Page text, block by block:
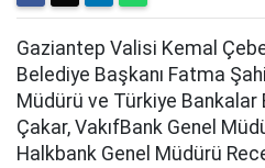
Gaziantep Valisi Kemal
Belediye Başkanı Fatma
Müdürü ve Türkiye Bankalar
Çakar, VakıfBank Genel
Halkbank Genel Müdürü